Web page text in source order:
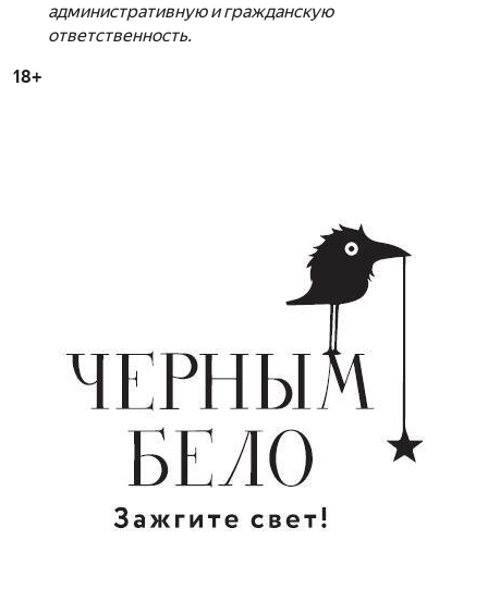
административную и гражданскую
ответственность.
18+